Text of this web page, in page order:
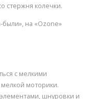
стержня колечки.
на «Ozone»
с мелкими
моторики.
шнуровки и